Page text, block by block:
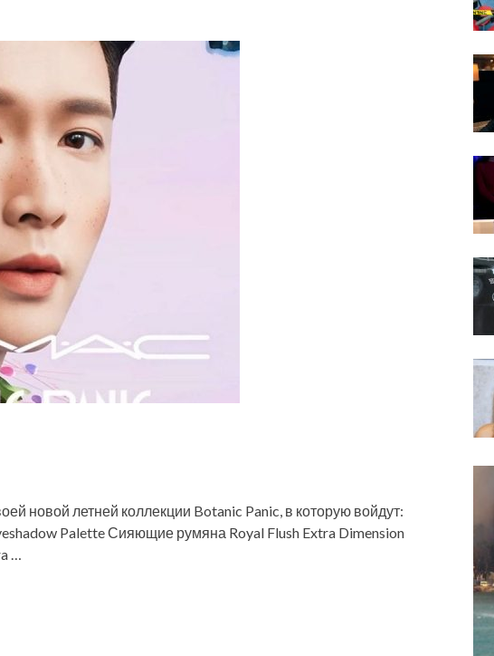
новой летней коллекции Botanic Panic, в которую войдут:
Palette Сияющие румяна Royal Flush Extra Dimension
…